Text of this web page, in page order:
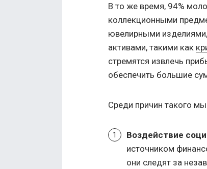
В то же время, 94%
коллекционными
ювелирными
активами, такими как
стремятся извлечь
обеспечить большие
Среди причин такого
Воздействие
источником
они следят за